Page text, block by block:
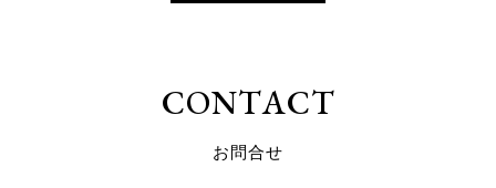
CONTACT
お問合せ